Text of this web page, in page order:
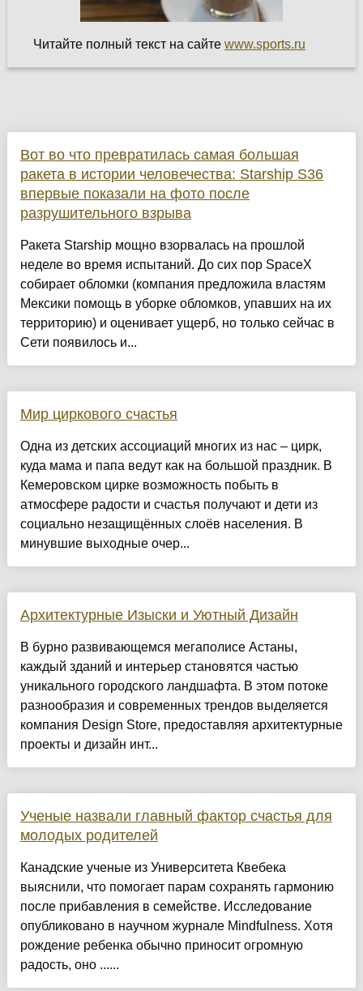
Читайте полный текст на сайте www.sports.ru
Вот во что превратилась самая большая
ракета в истории человечества: Starship S36
впервые показали на фото после
разрушительного взрыва
Ракета Starship мощно взорвалась на прошлой
неделе во время испытаний. До сих пор SpaceX
собирает обломки (компания предложила властям
Мексики помощь в уборке обломков, упавших на их
территорию) и оценивает ущерб, но только сейчас в
Сети появилось и...
Мир циркового счастья
Одна из детских ассоциаций многих из нас – цирк,
куда мама и папа ведут как на большой праздник. В
Кемеровском цирке возможность побыть в
атмосфере радости и счастья получают и дети из
социально незащищённых слоёв населения. В
минувшие выходные очер...
Архитектурные Изыски и Уютный Дизайн
​В бурно развивающемся мегаполисе Астаны,
каждый зданий и интерьер становятся частью
уникального городского ландшафта. В этом потоке
разнообразия и современных трендов выделяется
компания Design Store, предоставляя архитектурные
проекты и дизайн инт...
Ученые назвали главный фактор счастья для
молодых родителей
Канадские ученые из Университета Квебека
выяснили, что помогает парам сохранять гармонию
после прибавления в семействе. Исследование
опубликовано в научном журнале Mindfulness. Хотя
рождение ребенка обычно приносит огромную
радость, оно ......